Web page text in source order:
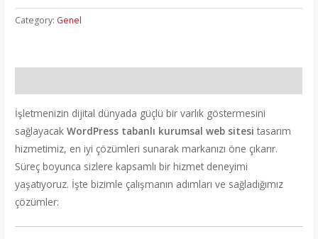
Category: Genel
İşletmenizin dijital dünyada güçlü bir varlık göstermesini
sağlayacakWordPress tabanlı kurumsal web sitesi tasarım
hizmetimiz, en iyi çözümleri sunarak markanızı öne çıkarır.
Süreç boyunca sizlere kapsamlı bir hizmet deneyimi
yaşatıyoruz. İşte bizimle çalışmanın adımları ve sağladığımız
çözümler: